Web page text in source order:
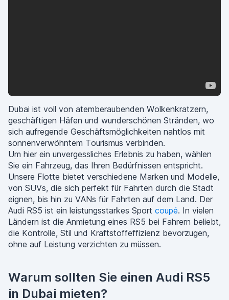
Dubai ist voll von atemberaubenden Wolkenkratzern,
geschäftigen Häfen und wunderschönen Stränden, wo
sich aufregende Geschäftsmöglichkeiten nahtlos mit
sonnenverwöhntem Tourismus verbinden.
Um hier ein unvergessliches Erlebnis zu haben, wählen
Sie ein Fahrzeug, das Ihren Bedürfnissen entspricht.
Unsere Flotte bietet verschiedene Marken und Modelle,
von SUVs, die sich perfekt für Fahrten durch die Stadt
eignen, bis hin zu VANs für Fahrten auf dem Land. Der
Audi RS5 ist ein leistungsstarkes Sport coupé. In vielen
Ländern ist die Anmietung eines RS5 bei Fahrern beliebt,
die Kontrolle, Stil und Kraftstoffeffizienz bevorzugen,
ohne auf Leistung verzichten zu müssen.
Warum sollten Sie einen Audi RS5
in Dubai mieten?